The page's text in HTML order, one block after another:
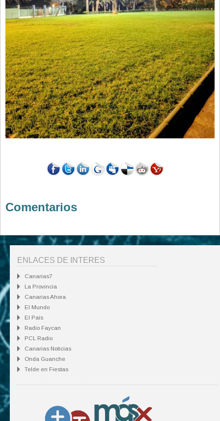
Comentarios
ENLACES DE INTERES
Canarias7
La Provincia
Canarias Ahora
El Mundo
El País
Radio Faycan
PCL Radio
Canarias Noticias
Onda Guanche
Telde en Fiestas